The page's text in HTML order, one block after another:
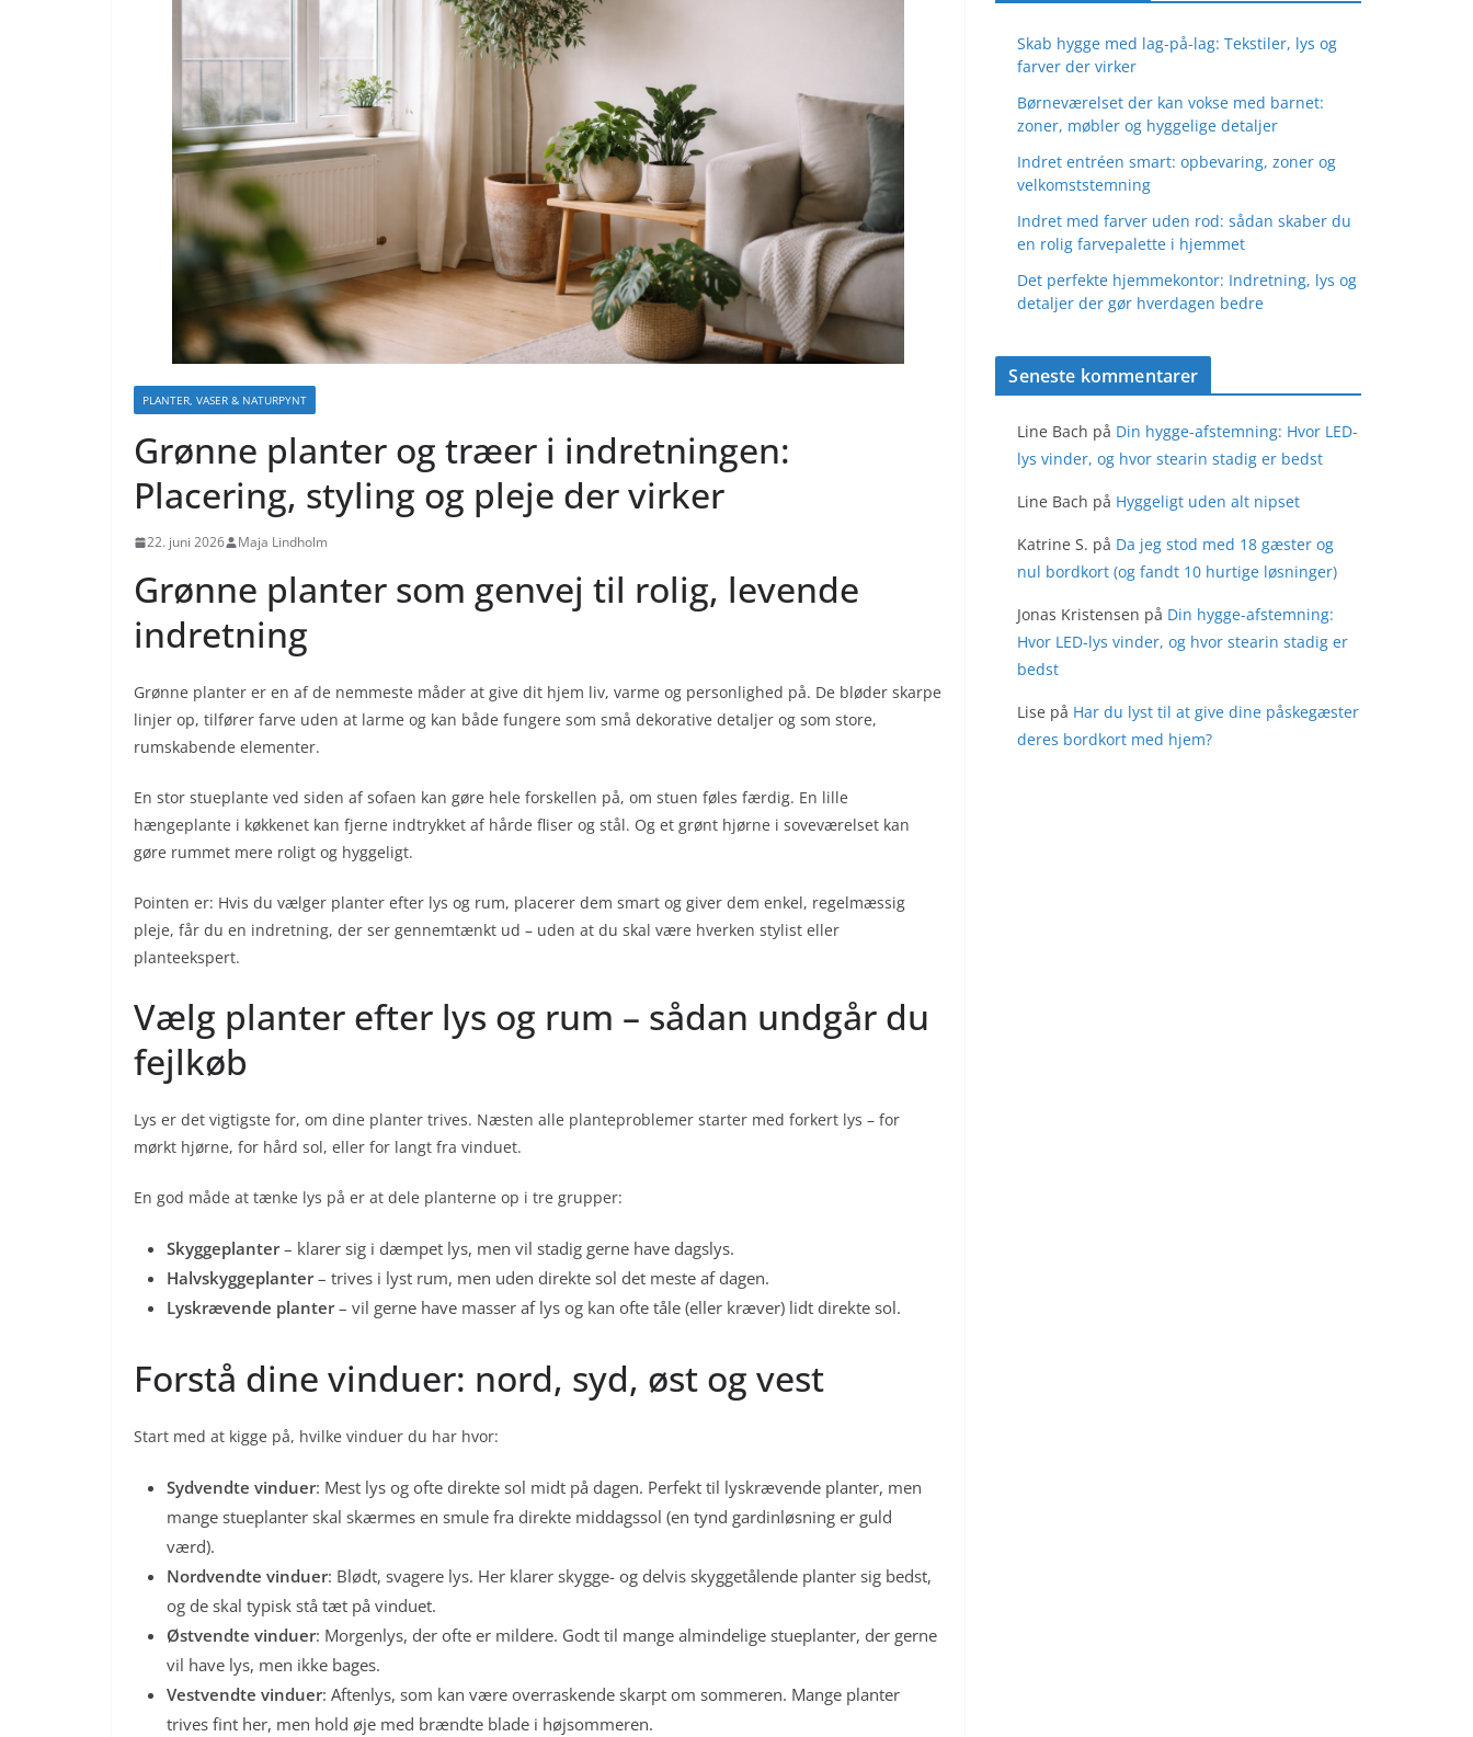
PLANTER, VASER & NATURPYNT
Grønne planter og træer i indretningen:
Placering, styling og pleje der virker
22. juni 2026 Maja Lindholm
Grønne planter som genvej til rolig, levende
indretning
Grønne planter er en af de nemmeste måder at give dit hjem liv, varme og personlighed på. De bløder skarpe
linjer op, tilfører farve uden at larme og kan både fungere som små dekorative detaljer og som store,
rumskabende elementer.
En stor stueplante ved siden af sofaen kan gøre hele forskellen på, om stuen føles færdig. En lille
hængeplante i køkkenet kan fjerne indtrykket af hårde fliser og stål. Og et grønt hjørne i soveværelset kan
gøre rummet mere roligt og hyggeligt.
Pointen er: Hvis du vælger planter efter lys og rum, placerer dem smart og giver dem enkel, regelmæssig
pleje, får du en indretning, der ser gennemtænkt ud – uden at du skal være hverken stylist eller
planteekspert.
Vælg planter efter lys og rum – sådan undgår du
fejlkøb
Lys er det vigtigste for, om dine planter trives. Næsten alle planteproblemer starter med forkert lys – for
mørkt hjørne, for hård sol, eller for langt fra vinduet.
En god måde at tænke lys på er at dele planterne op i tre grupper:
Skyggeplanter– klarer sig i dæmpet lys, men vil stadig gerne have dagslys.
Halvskyggeplanter– trives i lyst rum, men uden direkte sol det meste af dagen.
Lyskrævende planter– vil gerne have masser af lys og kan ofte tåle (eller kræver) lidt direkte sol.
Forstå dine vinduer: nord, syd, øst og vest
Start med at kigge på, hvilke vinduer du har hvor:
Sydvendte vinduer: Mest lys og ofte direkte sol midt på dagen. Perfekt til lyskrævende planter, men
mange stueplanter skal skærmes en smule fra direkte middagssol (en tynd gardinløsning er guld
værd).
Nordvendte vinduer: Blødt, svagere lys. Her klarer skygge- og delvis skyggetålende planter sig bedst,
og de skal typisk stå tæt på vinduet.
Østvendte vinduer: Morgenlys, der ofte er mildere. Godt til mange almindelige stueplanter, der gerne
vil have lys, men ikke bages.
Vestvendte vinduer: Aftenlys, som kan være overraskende skarpt om sommeren. Mange planter
trives fint her, men hold øje med brændte blade i højsommeren.
Skab hygge med lag-på-lag: Tekstiler, lys og
farver der virker
Børneværelset der kan vokse med barnet:
zoner, møbler og hyggelige detaljer
Indret entréen smart: opbevaring, zoner og
velkomststemning
Indret med farver uden rod: sådan skaber du
en rolig farvepalette i hjemmet
Det perfekte hjemmekontor: Indretning, lys og
detaljer der gør hverdagen bedre
Seneste kommentarer
Line Bach på Din hygge-afstemning: Hvor LED-
lys vinder, og hvor stearin stadig er bedst
Line Bach på Hyggeligt uden alt nipset
Katrine S. på Da jeg stod med 18 gæster og
nul bordkort (og fandt 10 hurtige løsninger)
Jonas Kristensen på Din hygge-afstemning:
Hvor LED-lys vinder, og hvor stearin stadig er
bedst
Lise på Har du lyst til at give dine påskegæster
deres bordkort med hjem?